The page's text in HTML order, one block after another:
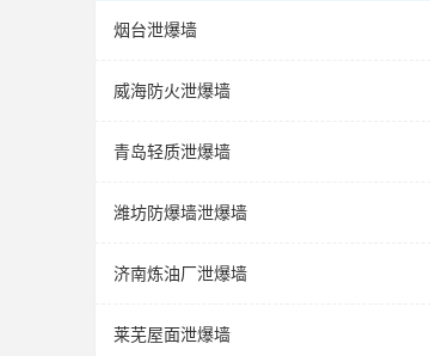
烟台泄爆墙
威海防火泄爆墙
青岛轻质泄爆墙
潍坊防爆墙泄爆墙
济南炼油厂泄爆墙
莱芜屋面泄爆墙